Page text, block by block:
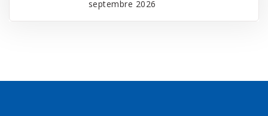
septembre 2026